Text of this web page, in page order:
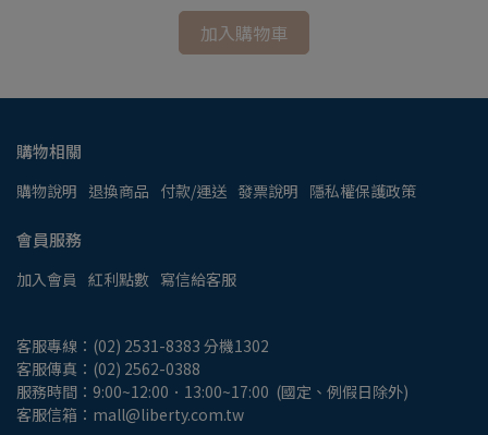
加入購物車
購物相關
購物說明 退換商品 付款/運送 發票說明 隱私權保護政策
會員服務
加入會員 紅利點數 寫信給客服
客服專線：(02) 2531-8383 分機1302
客服傳真：(02) 2562-0388
服務時間：9:00~12:00．13:00~17:00  (國定、例假日除外)
客服信箱：mall@liberty.com.tw